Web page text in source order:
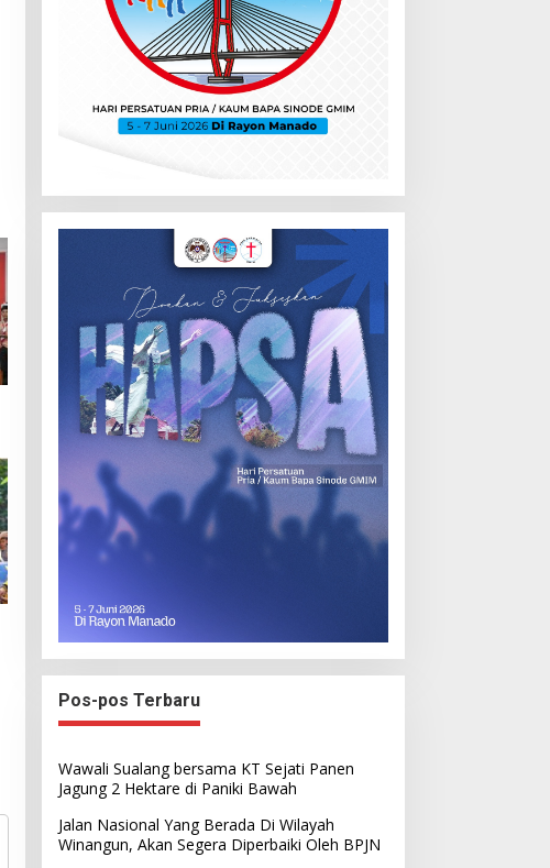
Pos-pos Terbaru
Wawali Sualang bersama KT Sejati Panen
Jagung 2 Hektare di Paniki Bawah
Jalan Nasional Yang Berada Di Wilayah
Winangun, Akan Segera Diperbaiki Oleh BPJN